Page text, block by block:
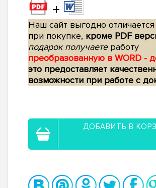
+
Наш сайт выгодно
при покупке, кроме PDF
подарок получаетеработу
преобразованную в WORD -
это предоставляет
возможности при работе с
ДОБАВИТЬ В